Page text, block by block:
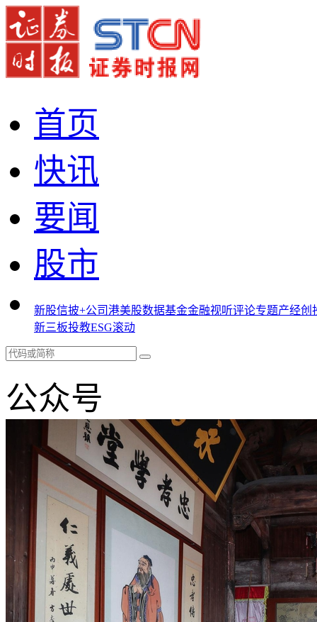
首页
快讯
要闻
股市
新股信披+公司港美股数据基金金融视听评论专题产经创
新三板投教ESG滚动
公众号